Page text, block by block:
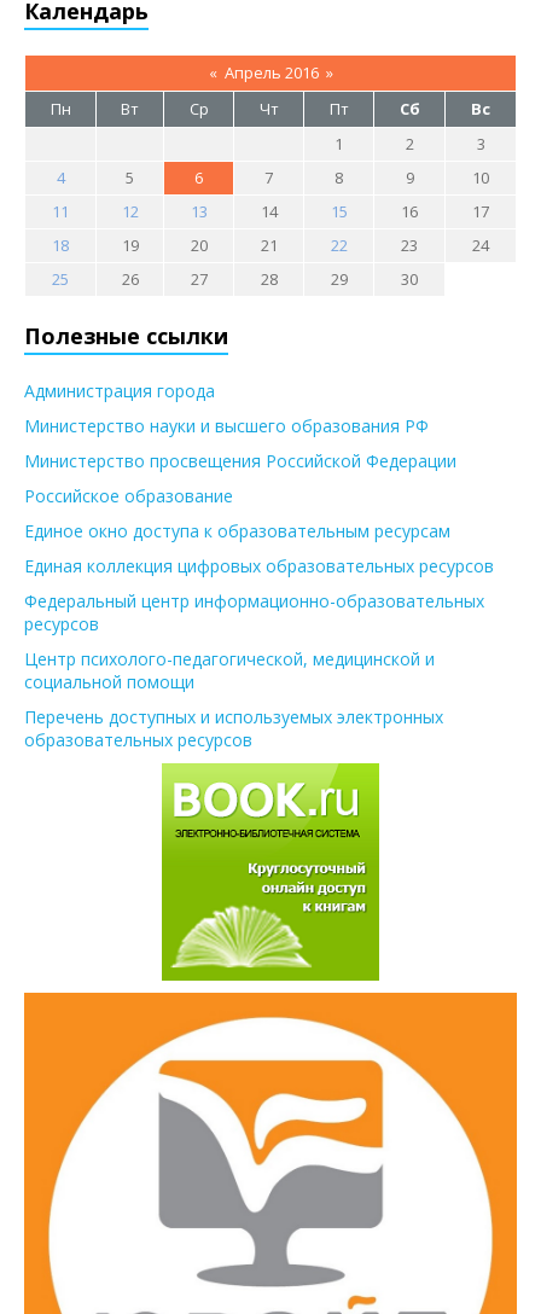
Календарь
« Апрель 2016 »
Пн
Вт Ср Чт Пт Сб
Вс
1
2
3
4
5 6 7 8 9
10
11
12 13 14 15 16
17
18
19 20 21 22 23
24
25
26 27 28 29 30
Полезные ссылки
Администрация города
Министерство науки и высшего образования РФ
Министерство просвещения Российской Федерации
Российское образование
Единое окно доступа к образовательным ресурсам
Единая коллекция цифровых образовательных ресурсов
Федеральный центр информационно-образовательных
ресурсов
Центр психолого-педагогической, медицинской и
социальной помощи
Перечень доступных и используемых электронных
образовательных ресурсов